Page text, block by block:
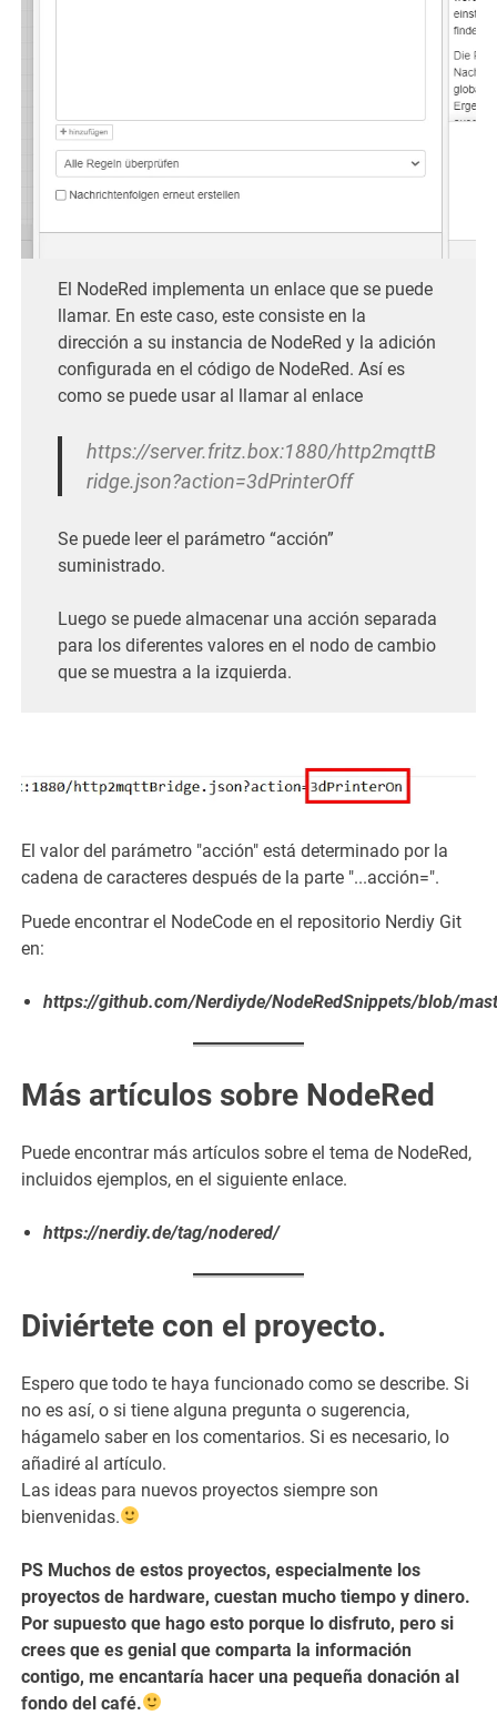
El NodeRed implementa un enlace que se puede
llamar. En este caso, este consiste en la
dirección a su instancia de NodeRed y la adición
configurada en el código de NodeRed. Así es
como se puede usar al llamar al enlace
https://server.fritz.box:1880/http2mqttB
ridge.json?action=3dPrinterOff
Se puede leer el parámetro “acción”
suministrado.
Luego se puede almacenar una acción separada
para los diferentes valores en el nodo de cambio
que se muestra a la izquierda.
El valor del parámetro "acción" está determinado por la
cadena de caracteres después de la parte "...acción=".
Puede encontrar el NodeCode en el repositorio Nerdiy Git
en:
https://github.com/Nerdiyde/NodeRedSnippets/blob/
Más artículos sobre NodeRed
Puede encontrar más artículos sobre el tema de NodeRed,
incluidos ejemplos, en el siguiente enlace.
https://nerdiy.de/tag/nodered/
Diviértete con el proyecto.
Espero que todo te haya funcionado como se describe. Si
no es así, o si tiene alguna pregunta o sugerencia,
hágamelo saber en los comentarios. Si es necesario, lo
añadiré al artículo.
Las ideas para nuevos proyectos siempre son
bienvenidas.
PS Muchos de estos proyectos, especialmente los
proyectos de hardware, cuestan mucho tiempo y dinero.
Por supuesto que hago esto porque lo disfruto, pero si
crees que es genial que comparta la información
contigo, me encantaría hacer una pequeña donación al
fondo del café.